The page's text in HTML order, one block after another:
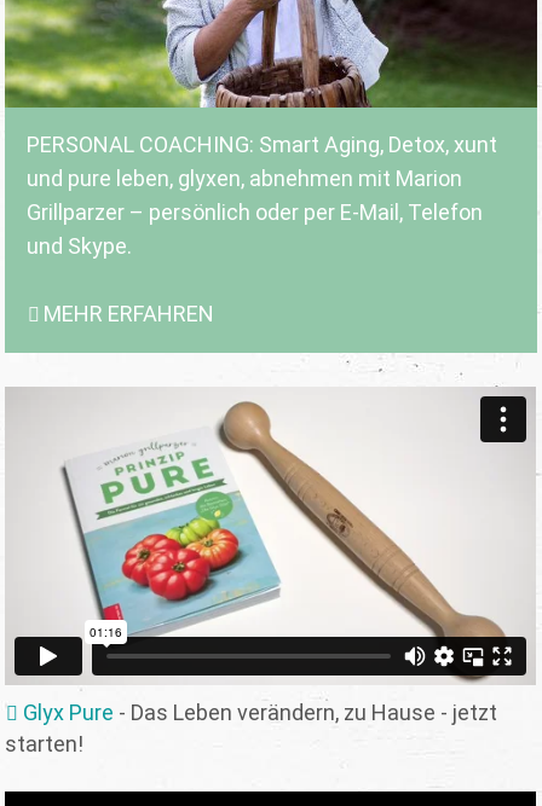
PERSONAL COACHING: Smart Aging, Detox, xunt
und pure leben, glyxen, abnehmen mit Marion
Grillparzer – persönlich oder per E-Mail, Telefon
und Skype.
MEHR ERFAHREN
Glyx Pure - Das Leben verändern, zu Hause - jetzt
starten!